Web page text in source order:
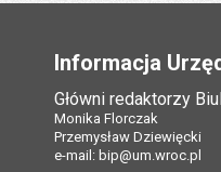
Informacja
Główni redaktorzy
Monika Florczak
Przemysław Dziewięcki
e-mail: bip@um.wroc.pl